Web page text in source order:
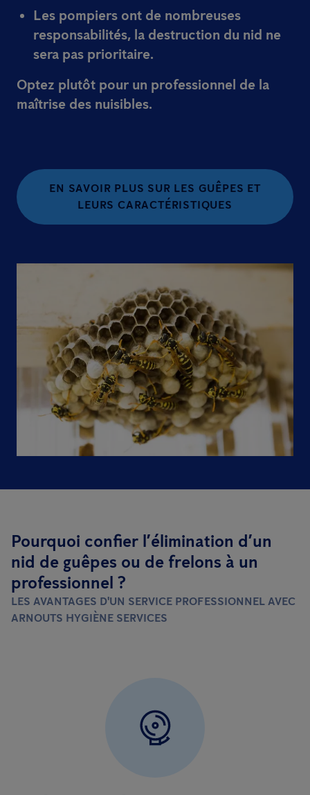
Les pompiers ont de nombreuses
responsabilités, la destruction du nid ne
sera pas prioritaire.
Optez plutôt pour un professionnel de la
maîtrise des nuisibles.
EN SAVOIR PLUS SUR LES GUÊPES ET
LEURS CARACTÉRISTIQUES
Pourquoi confier l’élimination d’un
nid de guêpes ou de frelons à un
professionnel ?
LES AVANTAGES D'UN SERVICE PROFESSIONNEL AVEC
ARNOUTS HYGIÈNE SERVICES